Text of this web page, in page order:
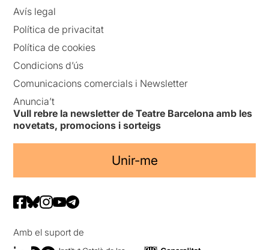
Avís legal
Política de privacitat
Política de cookies
Condicions d’ús
Comunicacions comercials i Newsletter
Anuncia’t
Vull rebre la newsletter de Teatre Barcelona amb les
novetats, promocions i sorteigs
Unir-me
Amb el suport de